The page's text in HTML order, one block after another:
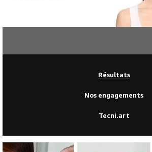
Résultats
Nos engagements
Tecni.art